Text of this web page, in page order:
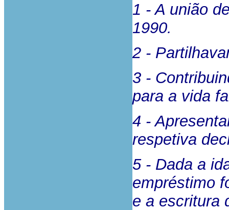
1 - A união
1990.
2 -
3 -
para a vida
4 -
respetiva
5 - Dada a
empréstimo
e a escritura